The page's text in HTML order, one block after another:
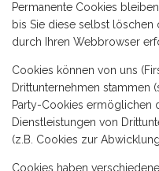
Permanente Cookies
bis Sie diese selbst
durch Ihren Webbrowser
Cookies können von uns
Drittunternehmen stammen
Party-Cookies ermöglichen
Dienstleistungen von
(z.B. Cookies zur
Cookies haben